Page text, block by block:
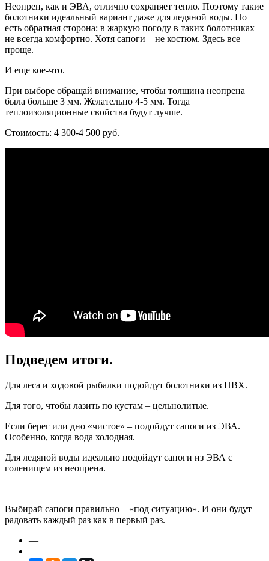
Неопрен, как и ЭВА, отлично сохраняет тепло. Поэтому такие
болотники идеальный вариант даже для ледяной воды. Но
есть обратная сторона: в жаркую погоду в таких болотниках
не всегда комфортно. Хотя сапоги – не костюм. Здесь все
проще.
И еще кое-что.
При выборе обращай внимание, чтобы толщина неопрена
была больше 3 мм. Желательно 4-5 мм. Тогда
теплоизоляционные свойства будут лучше.
Стоимость: 4 300-4 500 руб.
Подведем итоги.
Для леса и ходовой рыбалки подойдут болотники из ПВХ.
Для того, чтобы лазить по кустам – цельнолитые.
Если берег или дно «чистое» – подойдут сапоги из ЭВА.
Особенно, когда вода холодная.
Для ледяной воды идеально подойдут сапоги из ЭВА с
голенищем из неопрена.
Выбирай сапоги правильно – «под ситуацию». И они будут
радовать каждый раз как в первый раз.
—